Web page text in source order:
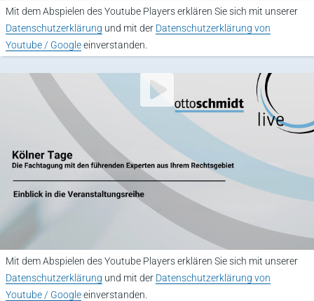
Mit dem Abspielen des Youtube Players erklären Sie sich mit unserer
Datenschutzerklärung und mit der Datenschutzerklärung von
Youtube / Googleeinverstanden.
YouTube Video abspielen
Mit dem Abspielen des Youtube Players erklären Sie sich mit unserer
Datenschutzerklärung und mit der Datenschutzerklärung von
Youtube / Googleeinverstanden.